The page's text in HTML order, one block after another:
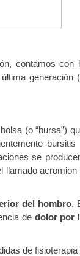
contamos con
generación
(o “bursa”)
bursitis
se
llamado acromion
del hombro.
de dolor por
de fisioterapia